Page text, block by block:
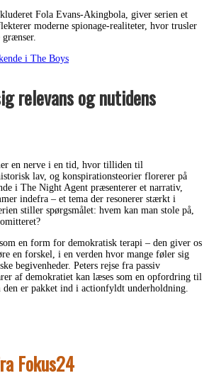
Fola Evans-Akingbola, giver serien et
moderne spionage-realiteter, hvor trusler
grænser.
i The Boys
relevans og nutidens
en nerve i en tid, hvor tilliden til
lav, og konspirationsteorier florerer på
i The Night Agent præsenterer et narrativ,
indefra – et tema der resonerer stærkt i
stiller spørgsmålet: hvem kan man stole på,
en form for demokratisk terapi – den giver os
en forskel, i en verden hvor mange føler sig
begivenheder. Peters rejse fra passiv
af demokratiet kan læses som en opfordring til
den er pakket ind i actionfyldt underholdning.
Fokus24